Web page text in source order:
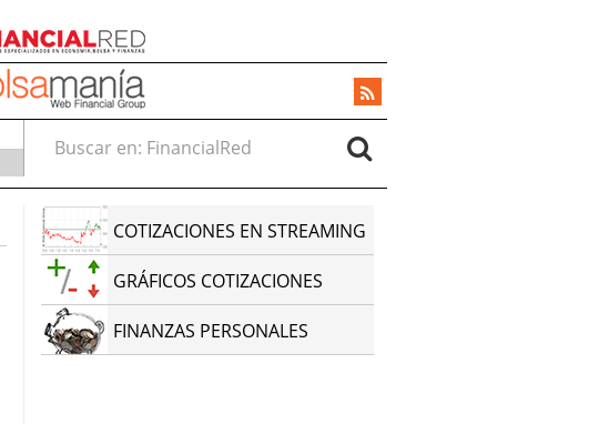
Buscar en:
COTIZACIONES EN STREAMING
GRÁFICOS COTIZACIONES
FINANZAS PERSONALES